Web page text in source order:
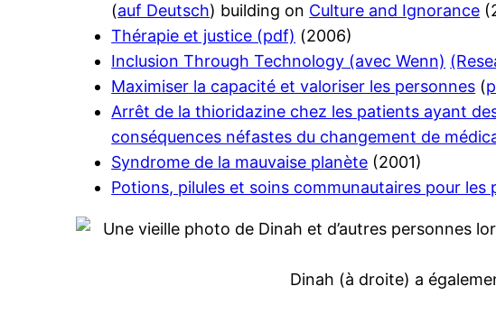
(auf Deutsch) building on Culture and Ignorance
Thérapie et justice (pdf) (2006)
Inclusion Through Technology (avec Wenn)
Maximiser la capacité et valoriser les personnes (
Arrêt de la thioridazine chez les patients ayant
conséquences néfastes du changement de
Syndrome de la mauvaise planète (2001)
Potions, pilules et soins communautaires pour
Dinah (à droite) a